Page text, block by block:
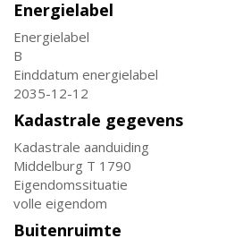
Energielabel
Energielabel
B
Einddatum energielabel
2035-12-12
Kadastrale gegevens
Kadastrale aanduiding
Middelburg T 1790
Eigendomssituatie
volle eigendom
Buitenruimte